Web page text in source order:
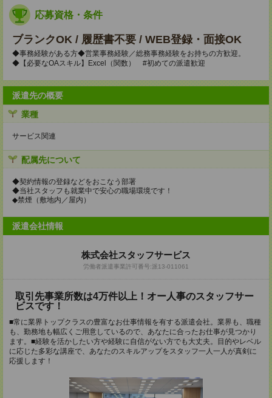
応募資格・条件
ブランクOK / 履歴書不要 / WEB登録・面接OK
◆事務経験がある方◆営業事務経験／総務事務経験をお持ちの方歓迎。
◆【必要なOAスキル】Excel（関数） #初めての派遣歓迎
派遣先の概要
業種
サービス関連
配属先について
◆契約情報の登録などをおこなう部署
◆当社スタッフも就業中で安心の職場環境です！
◆禁煙（敷地内／屋内）
派遣会社情報
株式会社スタッフサービス
労働者派遣事業許可番号:派13-011061
取引先事業所数は4万件以上！オー人事のスタッフサー
ビスです！
■常に業界トップクラスの豊富なお仕事情報を有する派遣会社。業界も、職種
も、勤務地も幅広くご用意しているので、あなたに合ったお仕事が見つかり
ます。■経験を活かしたい方や経験に自信がない方でも大丈夫。目的やレベル
に応じた多彩な講座で、あなたのスキルアップをスタッフ一人一人が真剣に
応援します！